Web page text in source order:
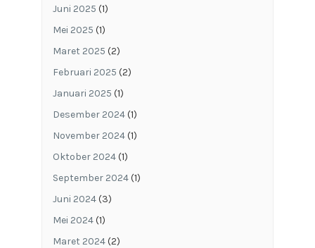
Juni 2025 (1)
Mei 2025 (1)
Maret 2025 (2)
Februari 2025 (2)
Januari 2025 (1)
Desember 2024(1)
November 2024(1)
Oktober 2024(1)
September 2024(1)
Juni 2024(3)
Mei 2024(1)
Maret 2024(2)